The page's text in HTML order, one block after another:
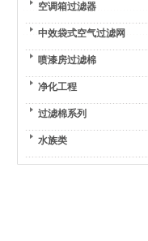
空调箱过滤器
中效袋式空气过滤网
喷漆房过滤棉
净化工程
过滤棉系列
水族类